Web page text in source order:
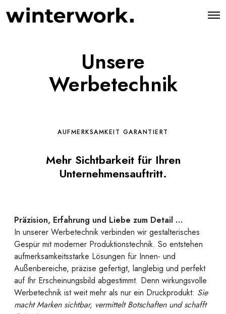
O
Unsere
Werbetechnik
AUFMERKSAMKEIT GARANTIERT
Mehr Sichtbarkeit für Ihren
Unternehmensauftritt.
Präzision, Erfahrung und Liebe zum Detail …
In unserer Werbetechnik verbinden wir gestalterisches
Gespür mit moderner Produktionstechnik. So entstehen
aufmerksamkeitsstarke Lösungen für Innen- und
Außenbereiche, präzise gefertigt, langlebig und perfekt
auf Ihr Erscheinungsbild abgestimmt. Denn wirkungsvolle
Werbetechnik ist weit mehr als nur ein Druckprodukt: Sie
macht Marken sichtbar, vermittelt Botschaften und schafft